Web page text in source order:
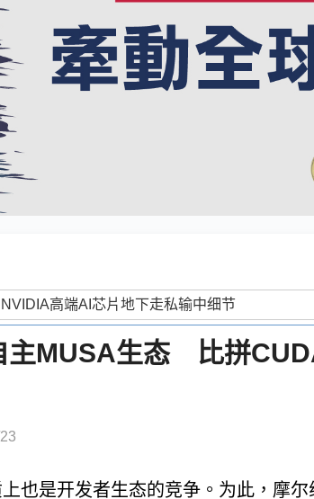
主MUSA生态 比拼
也是开发者生态的竞争。为此，摩